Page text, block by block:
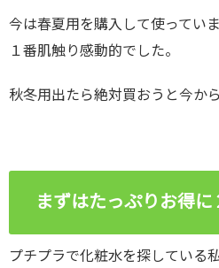
今は春夏用を購入して使ってい
１番肌触り感動的でした。
秋冬用出たら絶対買おうと今か
まずはたっぷりお得に
プチプラで化粧水を探している